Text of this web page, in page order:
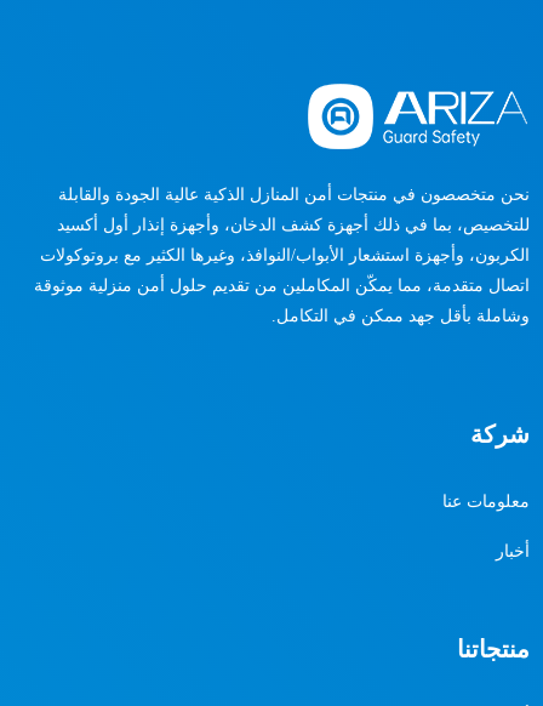
نحن متخصصون في منتجات أمن المنازل الذكية عالية الجودة والقابلة
للتخصيص، بما في ذلك أجهزة كشف الدخان، وأجهزة إنذار أول أكسيد
الكربون، وأجهزة استشعار الأبواب/النوافذ، وغيرها الكثير مع بروتوكولات
اتصال متقدمة، مما يمكّن المكاملين من تقديم حلول أمن منزلية موثوقة
وشاملة بأقل جهد ممكن في التكامل.
شركة
معلومات عنا
أخبار
منتجاتنا